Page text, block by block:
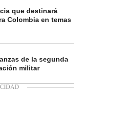
que destinará
Colombia en temas
de la segunda
militar